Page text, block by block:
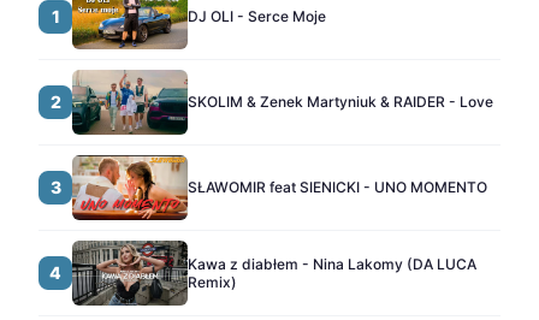
1 DJ OLI - Serce Moje
2 SKOLIM & Zenek Martyniuk & RAIDER - Love
3 SŁAWOMIR feat SIENICKI - UNO MOMENTO
4
Kawa z diabłem - Nina Lakomy (DA LUCA
Remix)